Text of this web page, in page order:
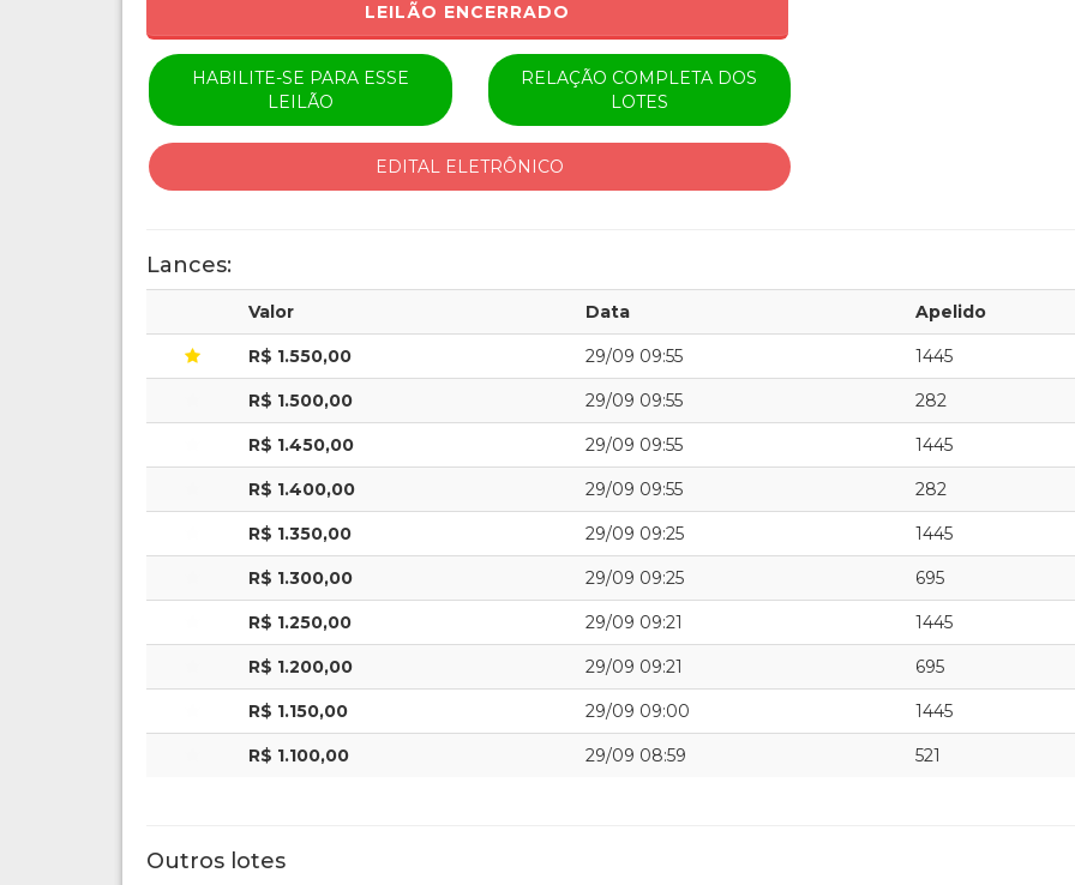
LEILÃO ENCERRADO
HABILITE-SE PARA ESSE
LEILÃO
RELAÇÃO COMPLETA DOS
LOTES
EDITAL ELETRÔNICO
Lances:
Valor Data Apelido
R$ 1.550,00 29/09 09:55 1445
R$ 1.500,00 29/09 09:55 282
R$ 1.450,00 29/09 09:55 1445
R$ 1.400,00 29/09 09:55 282
R$ 1.350,00 29/09 09:25 1445
R$ 1.300,00 29/09 09:25 695
R$ 1.250,00 29/09 09:21 1445
R$ 1.200,00 29/09 09:21 695
R$ 1.150,00 29/09 09:00 1445
R$ 1.100,00 29/09 08:59 521
Outros lotes